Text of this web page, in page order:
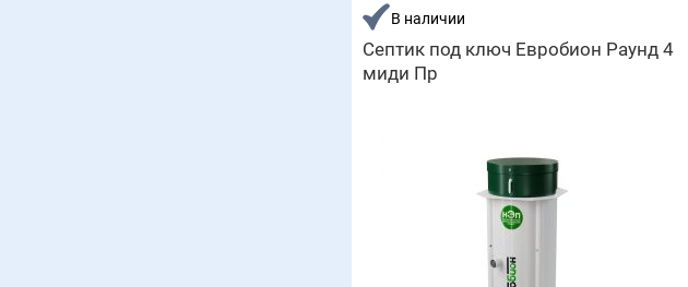
В наличии
Септик под ключ Евробион Раунд 4
миди Пр